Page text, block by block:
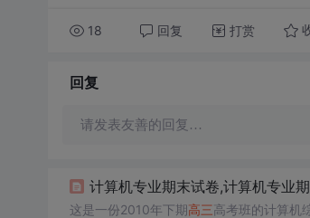
18 回复 打赏
回复
请发表友善的回复…
计算机专业期末试卷,计算机专业
这是一份2010年下期高三高考班的计算机